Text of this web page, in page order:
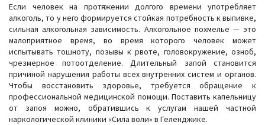
Если человек на протяжении долгого времени употребляет
алкоголь, то у него формируется стойкая потребность к выпивке,
сильная алкогольная зависимость. Алкогольное похмелье — это
малоприятное время, во время которого человек может
испытывать тошноту, позывы к рвоте, головокружение, озноб,
чрезмерное потоотделение. Длительный запой становится
причиной нарушения работы всех внутренних систем и органов.
Чтобы восстановить здоровье, требуется обращение к
профессиональной медицинской помощи. Поставить капельницу
от запоя можно, обратившись к услугам нашей частной
наркологической клиники «Сила воли» в Геленджике.